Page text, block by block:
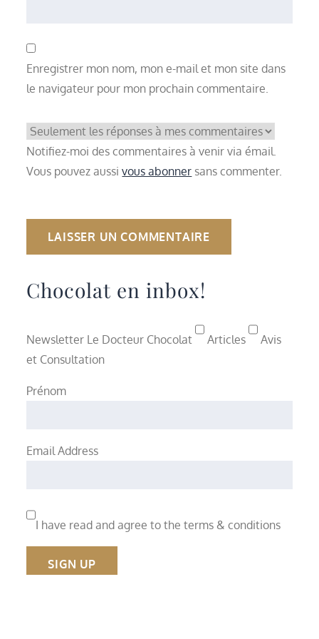
Enregistrer mon nom, mon e-mail et mon site dans
le navigateur pour mon prochain commentaire.
Notifiez-moi des commentaires à venir via émail.
Vous pouvez aussivous abonner sans commenter.
Chocolat en inbox!
Newsletter Le Docteur Chocolat Articles
Avis
et Consultation
Prénom
Email Address
I have read and agree to the terms & conditions